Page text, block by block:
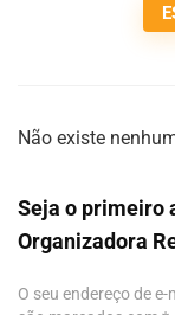
Não existe
Seja o primeiro
Organizadora
O seu endereço de